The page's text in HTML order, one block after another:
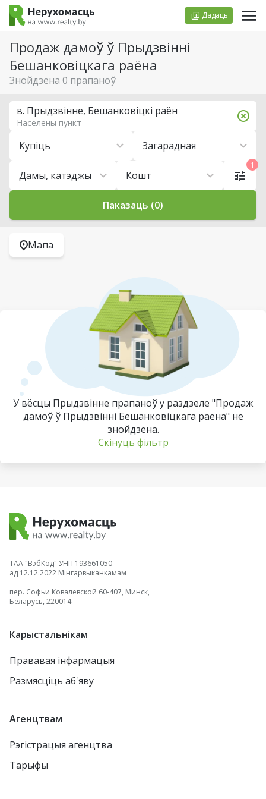
Дадаць
Продаж дамоў ў Прыдзвінні
Бешанковіцкага раёна
Знойдзена 0 прапаноў
Купіць Загарадная
Дамы, катэджы Кошт
в. Прыдзвінне, Бешанковіцкі раён
Населены пункт
1
Паказаць (0)
Мапа
У вёсцы Прыдзвінне прапаноў у раздзеле "Продаж
дамоў ў Прыдзвінні Бешанковіцкага раёна" не
знойдзена.
Скінуць фільтр
ТАА "ВэбКод" УНП 193661050
ад 12.12.2022 Мінгарвыканкамам
пер. Софьи Ковалевской 60-407, Минск,
Беларусь, 220014
Карыстальнікам
Прававая інфармацыя
Размясціць аб'яву
Агенцтвам
Рэгістрацыя агенцтва
Тарыфы